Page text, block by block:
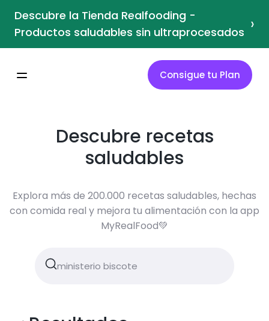
Descubre la Tienda Realfooding -
Productos saludables sin ultraprocesados ›
Consigue tu Plan
Descubre recetas
saludables
Explora más de 200.000 recetas saludables, hechas
con comida real y mejora tu alimentación con la app
MyRealFood💚